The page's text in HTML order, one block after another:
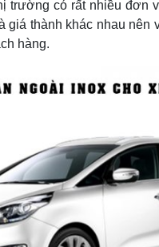
trường có rất nhiều đơn
giá thành khác nhau nên
hàng.